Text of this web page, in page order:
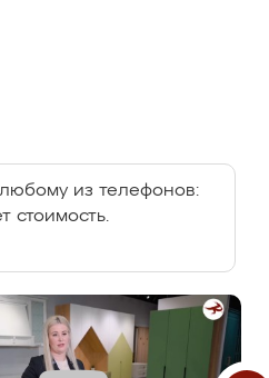
из телефонов:
стоимость.